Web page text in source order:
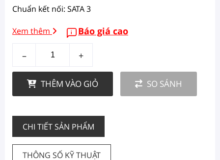
Chuẩn kết nối: SATA 3
Xem thêm Báo giá cao
– +
THÊM VÀO GIỎ SO SÁNH
CHI TIẾT SẢN PHẨM
THÔNG SỐ KỸ THUẬT